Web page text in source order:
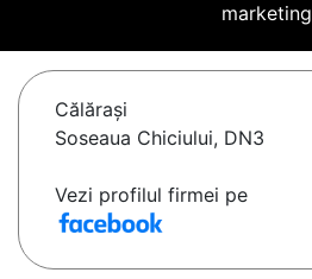
marketing
Călăraşi
Soseaua Chiciului, DN3
Vezi profilul firmei pe